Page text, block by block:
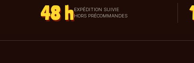
48 hEXPÉDITION SUIVIE
HORS PRÉCOMMANDES